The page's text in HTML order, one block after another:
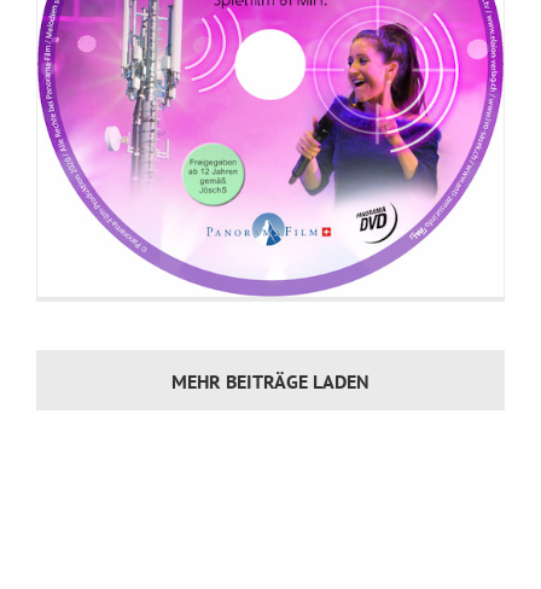
MEHR BEITRÄGE LADEN